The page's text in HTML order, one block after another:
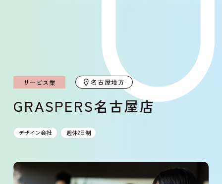
サービス業 名古屋地方
GRASPERS名古屋店
デザイン会社 週休2日制